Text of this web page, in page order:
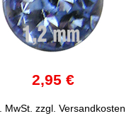
2,95 €
MwSt. zzgl. Versandkosten